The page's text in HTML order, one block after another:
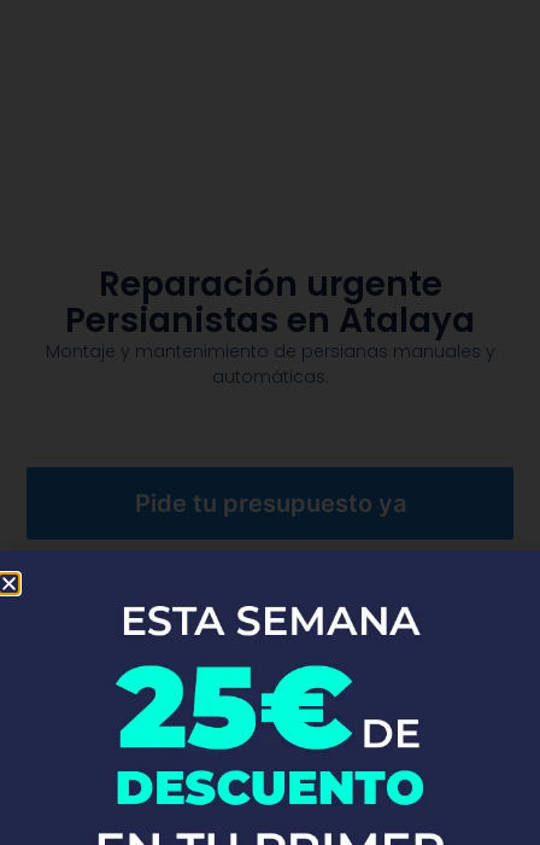
Reparación urgente
Persianistas en Atalaya
Montaje y mantenimiento de persianas manuales y
automáticas.​
Pide tu presupuesto ya